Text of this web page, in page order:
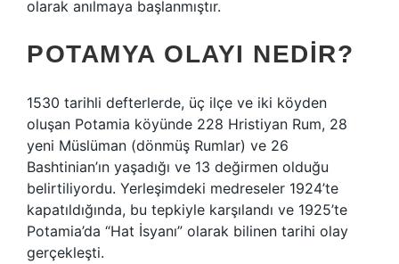
olarak anılmaya başlanmıştır.
POTAMYA OLAYI NEDIR?
1530 tarihli defterlerde, üç ilçe ve iki köyden
oluşan Potamia köyünde 228 Hristiyan Rum, 28
yeni Müslüman (dönmüş Rumlar) ve 26
Bashtinian’ın yaşadığı ve 13 değirmen olduğu
belirtiliyordu. Yerleşimdeki medreseler 1924’te
kapatıldığında, bu tepkiyle karşılandı ve 1925’te
Potamia’da “Hat İsyanı” olarak bilinen tarihi olay
gerçekleşti.